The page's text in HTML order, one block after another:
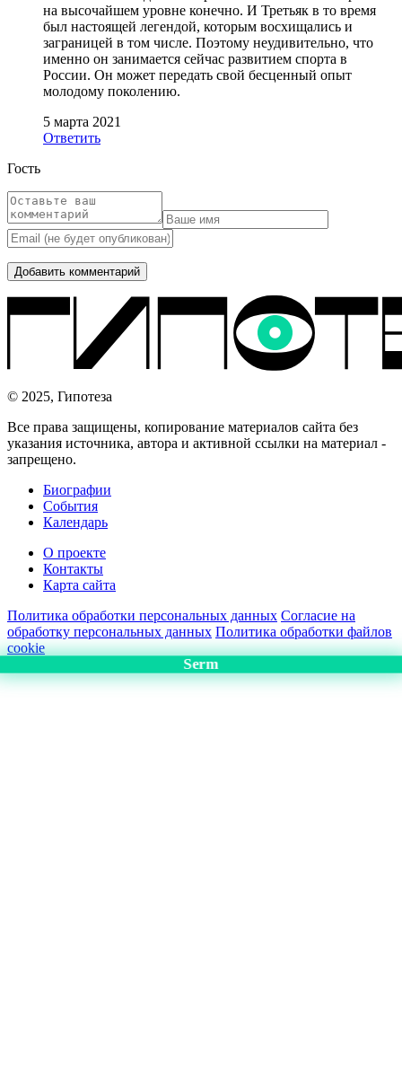
на высочайшем уровне конечно. И Третьяк в то время
был настоящей легендой, которым восхищались и
заграницей в том числе. Поэтому неудивительно, что
именно он занимается сейчас развитием спорта в
России. Он может передать свой бесценный опыт
молодому поколению.
5 марта 2021
Ответить
Гость
© 2025, Гипотеза
Все права защищены, копирование материалов сайта без
указания источника, автора и активной ссылки на материал -
запрещено.
Биографии
События
Календарь
О проекте
Контакты
Карта сайта
Политика обработки персональных данных Согласие на
обработку персональных данных Политика обработки файлов
cookie
Serm